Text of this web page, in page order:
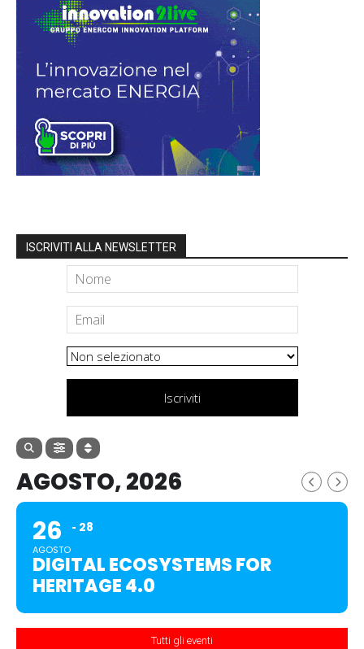
ISCRIVITI ALLA NEWSLETTER
Iscriviti
AGOSTO, 2026
26
AGOSTO
28
DIGITAL ECOSYSTEMS FOR
HERITAGE 4.0
Tutti gli eventi